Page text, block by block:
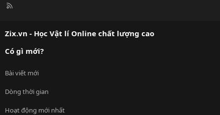
R
Zix.vn - Học Vật lí Online chất lượng cao
Có gì mới?
Bài viết mới
Dòng thời gian
Hoạt động mới nhất